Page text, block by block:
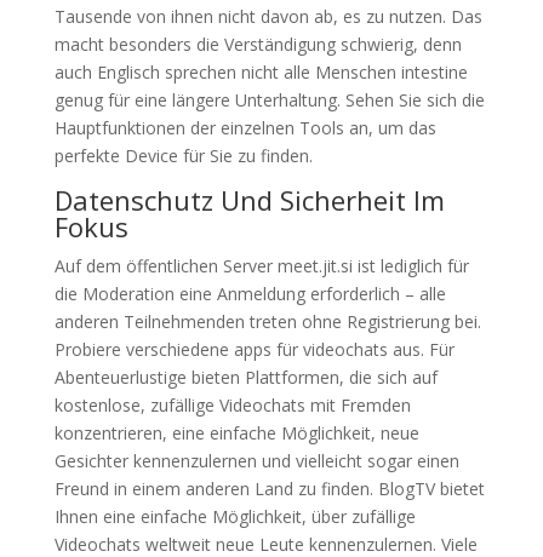
Tausende von ihnen nicht davon ab, es zu nutzen. Das
macht besonders die Verständigung schwierig, denn
auch Englisch sprechen nicht alle Menschen intestine
genug für eine längere Unterhaltung. Sehen Sie sich die
Hauptfunktionen der einzelnen Tools an, um das
perfekte Device für Sie zu finden.
Datenschutz Und Sicherheit Im
Fokus
Auf dem öffentlichen Server meet.jit.si ist lediglich für
die Moderation eine Anmeldung erforderlich – alle
anderen Teilnehmenden treten ohne Registrierung bei.
Probiere verschiedene apps für videochats aus. Für
Abenteuerlustige bieten Plattformen, die sich auf
kostenlose, zufällige Videochats mit Fremden
konzentrieren, eine einfache Möglichkeit, neue
Gesichter kennenzulernen und vielleicht sogar einen
Freund in einem anderen Land zu finden. BlogTV bietet
Ihnen eine einfache Möglichkeit, über zufällige
Videochats weltweit neue Leute kennenzulernen. Viele